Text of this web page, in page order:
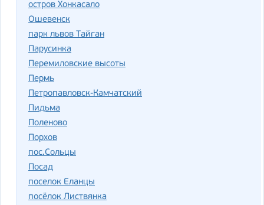
остров Хонкасало
Ошевенск
парк львов Тайган
Парусинка
Перемиловские высоты
Пермь
Петропавловск-Камчатский
Пидьма
Поленово
Порхов
пос.Сольцы
Посад
поселок Еланцы
посёлок Листвянка